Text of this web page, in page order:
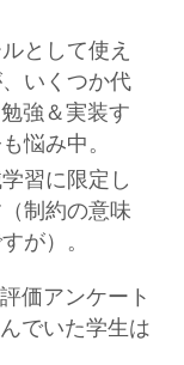
として使え
いくつか代
強＆実装す
悩み中。
習に限定し
制約の意味
が）。
価アンケート
でいた学生は